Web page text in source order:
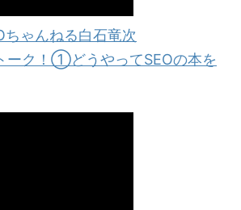
ちゃんねる白石竜次
ーク！①どうやってSEOの本を